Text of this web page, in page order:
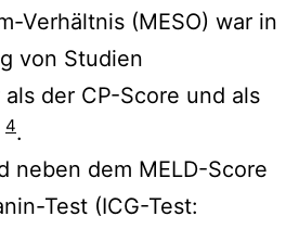
Verhältnis (MESO) war in
von Studien
der CP-Score und als
4.
neben dem MELD-Score
Test (ICG-Test: